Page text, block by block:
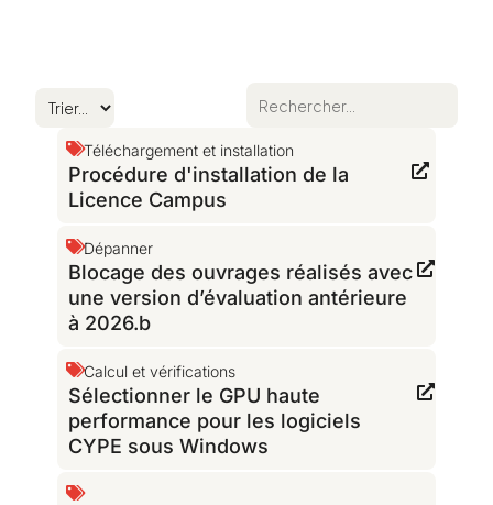
Téléchargement et installation
Procédure d'installation de la
Licence Campus
Dépanner
Blocage des ouvrages réalisés avec
une version d’évaluation antérieure
à 2026.b
Calcul et vérifications
Sélectionner le GPU haute
performance pour les logiciels
CYPE sous Windows